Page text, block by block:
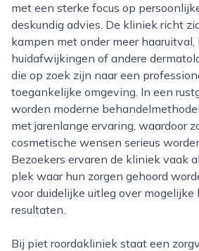
met een sterke focus op
deskundig advies. De kliniek richt
kampen met onder meer
huidafwijkingen of andere
die op zoek zijn naar een
toegankelijke omgeving. In een
worden moderne
met jarenlange ervaring, waardoor
cosmetische wensen serieus
Bezoekers ervaren de kliniek vaak
plek waar hun zorgen gehoord
voor duidelijke uitleg over
resultaten.
Bij piet roordakliniek staat een zorgvuldige intake